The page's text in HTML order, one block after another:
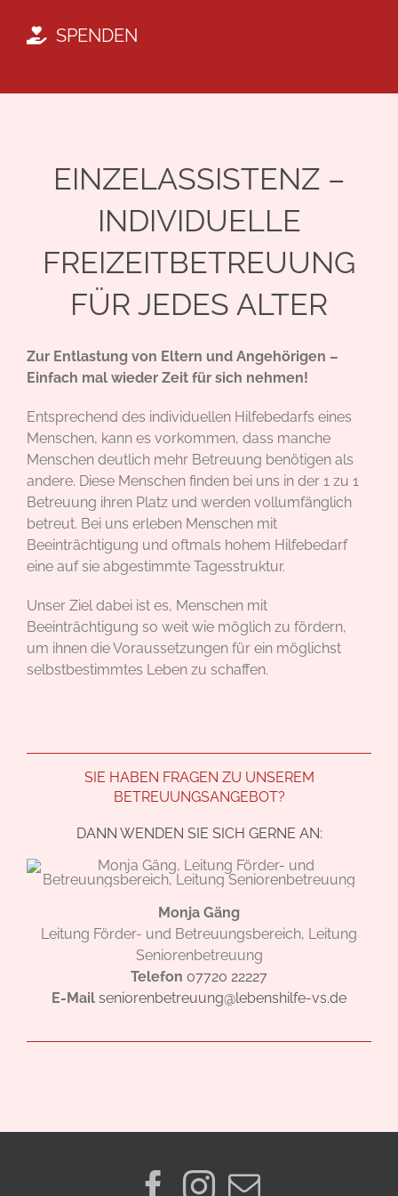
SPENDEN
EINZELASSISTENZ –
INDIVIDUELLE
FREIZEITBETREUUNG
FÜR JEDES ALTER
Zur Entlastung von Eltern und Angehörigen –
Einfach mal wieder Zeit für sich nehmen!
Entsprechend des individuellen Hilfebedarfs eines
Menschen, kann es vorkommen, dass manche
Menschen deutlich mehr Betreuung benötigen als
andere. Diese Menschen finden bei uns in der 1 zu 1
Betreuung ihren Platz und werden vollumfänglich
betreut. Bei uns erleben Menschen mit
Beeinträchtigung und oftmals hohem Hilfebedarf
eine auf sie abgestimmte Tagesstruktur.
Unser Ziel dabei ist es, Menschen mit
Beeinträchtigung so weit wie möglich zu fördern,
um ihnen die Voraussetzungen für ein möglichst
selbstbestimmtes Leben zu schaffen.
SIE HABEN FRAGEN ZU UNSEREM
BETREUUNGSANGEBOT?
DANN WENDEN SIE SICH GERNE AN:
Monja Gäng
Leitung Förder- und Betreuungsbereich, Leitung
Seniorenbetreuung
Telefon 07720 22227
E-Mail seniorenbetreuung@lebenshilfe-vs.de